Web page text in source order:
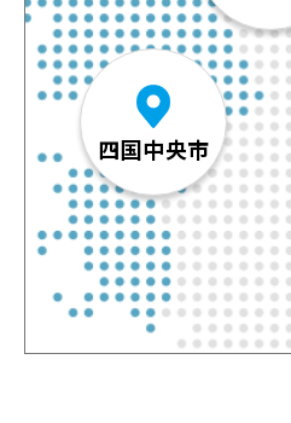
四国中央市